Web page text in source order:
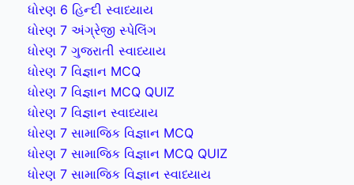
ધોરણ 6 હિન્દી સ્વાધ્યાય
ધોરણ 7 અંગ્રેજી સ્પેલિંગ
ધોરણ 7 ગુજરાતી સ્વાધ્યાય
ધોરણ 7 વિજ્ઞાન MCQ
ધોરણ 7 વિજ્ઞાન MCQ QUIZ
ધોરણ 7 વિજ્ઞાન સ્વાધ્યાય
ધોરણ 7 સામાજિક વિજ્ઞાન MCQ
ધોરણ 7 સામાજિક વિજ્ઞાન MCQ QUIZ
ધોરણ 7 સામાજિક વિજ્ઞાન સ્વાધ્યાય